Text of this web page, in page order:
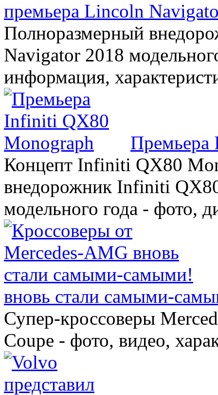
премьера Lincoln
Полноразмерный
Navigator 2018
информация,
Премьера
Концепт Infiniti QX80
внедорожник Infiniti
модельного года - фото,
вновь стали самыми-
Супер-кроссоверы
Coupe - фото, видео,